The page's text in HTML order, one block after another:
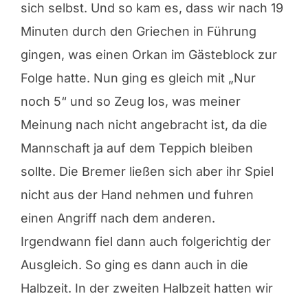
sich selbst. Und so kam es, dass wir nach 19
Minuten durch den Griechen in Führung
gingen, was einen Orkan im Gästeblock zur
Folge hatte. Nun ging es gleich mit „Nur
noch 5“ und so Zeug los, was meiner
Meinung nach nicht angebracht ist, da die
Mannschaft ja auf dem Teppich bleiben
sollte. Die Bremer ließen sich aber ihr Spiel
nicht aus der Hand nehmen und fuhren
einen Angriff nach dem anderen.
Irgendwann fiel dann auch folgerichtig der
Ausgleich. So ging es dann auch in die
Halbzeit. In der zweiten Halbzeit hatten wir